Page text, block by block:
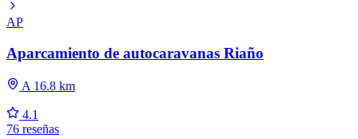
AP
Aparcamiento de autocaravanas Riaño
A 16.8 km
4.1
76 reseñas